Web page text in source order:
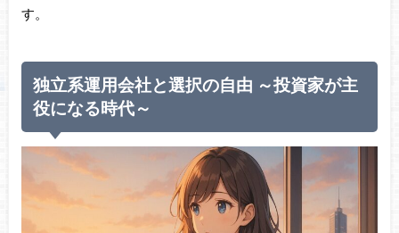
す。
独立系運用会社と選択の自由 ～投資家が主
役になる時代～